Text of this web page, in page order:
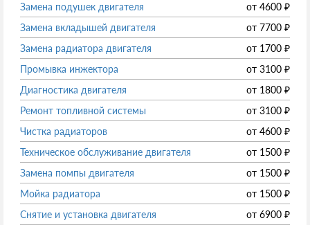
Замена подушек двигателя
от 4600 ₽
Замена вкладышей двигателя
от 7700 ₽
Замена радиатора двигателя
от 1700 ₽
Промывка инжектора
от 3100 ₽
Диагностика двигателя
от 1800 ₽
Ремонт топливной системы
от 3100 ₽
Чистка радиаторов
от 4600 ₽
Техническое обслуживание двигателя
от 1500 ₽
Замена помпы двигателя
от 1500 ₽
Мойка радиатора
от 1500 ₽
Снятие и установка двигателя
от 6900 ₽